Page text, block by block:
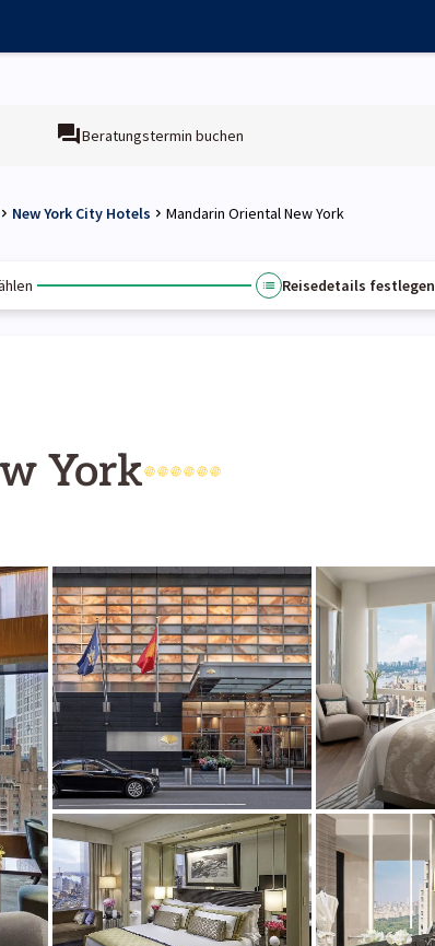
Beratungstermin buchen
New York City Hotels Mandarin Oriental New York
Reisedetails festlegen
York